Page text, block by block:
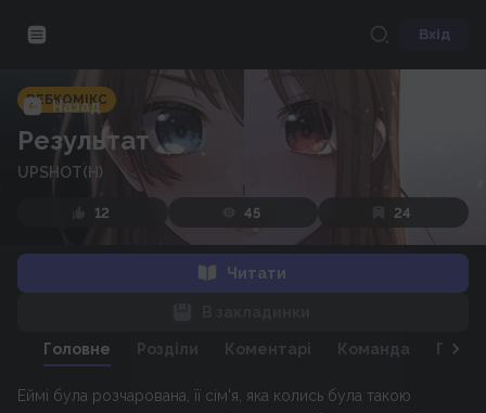
Вхід
Назад
ВЕБКОМІКС
Результат
UPSHOT(H)
12 45 24
Читати
Головне Розділи Коментарі Команда
Еймі була розчарована, її сім'я, яка колись була такою